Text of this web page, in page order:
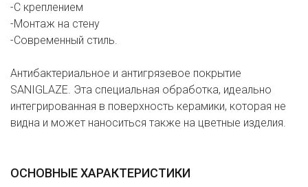
-С креплением
-Монтаж на стену
-Современный стиль.
Антибактериальное и антигрязевое покрытие
SANIGLAZE. Эта специальная обработка, идеально
интегрированная в поверхность керамики, которая не
видна и может наноситься также на цветные изделия.
ОСНОВНЫЕ ХАРАКТЕРИСТИКИ